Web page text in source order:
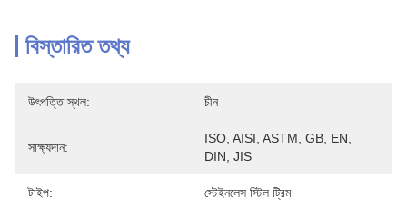
বিস্তারিত তথ্য
উৎপত্তি স্থল: চীন
সাক্ষ্যদান:
ISO, AISI, ASTM, GB, EN,
DIN, JIS
টাইপ: স্টেইনলেস স্টিল ট্রিম